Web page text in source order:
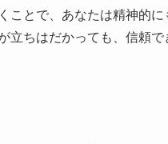
ことで、あなたは精神的
立ちはだかっても、信頼